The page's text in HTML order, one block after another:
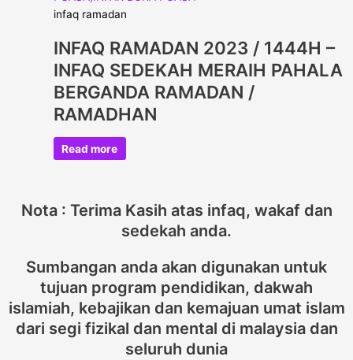
infaq ramadan
INFAQ RAMADAN 2023 / 1444H –
INFAQ SEDEKAH MERAIH PAHALA
BERGANDA RAMADAN /
RAMADHAN
Read more
Nota : Terima Kasih atas infaq, wakaf dan
sedekah anda.
Sumbangan anda akan digunakan untuk
tujuan program pendidikan, dakwah
islamiah, kebajikan dan kemajuan umat islam
dari segi fizikal dan mental di malaysia dan
seluruh dunia